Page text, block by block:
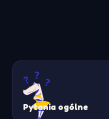
Pytania ogólne